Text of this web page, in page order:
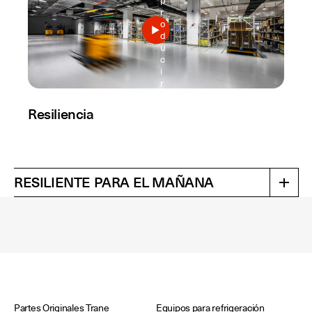
r
o
d
u
c
i
r
Resiliencia
RESILIENTE PARA EL MAÑANA
Partes Originales Trane Equipos para refrigeración